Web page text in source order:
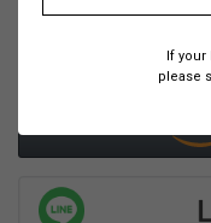
If your
please